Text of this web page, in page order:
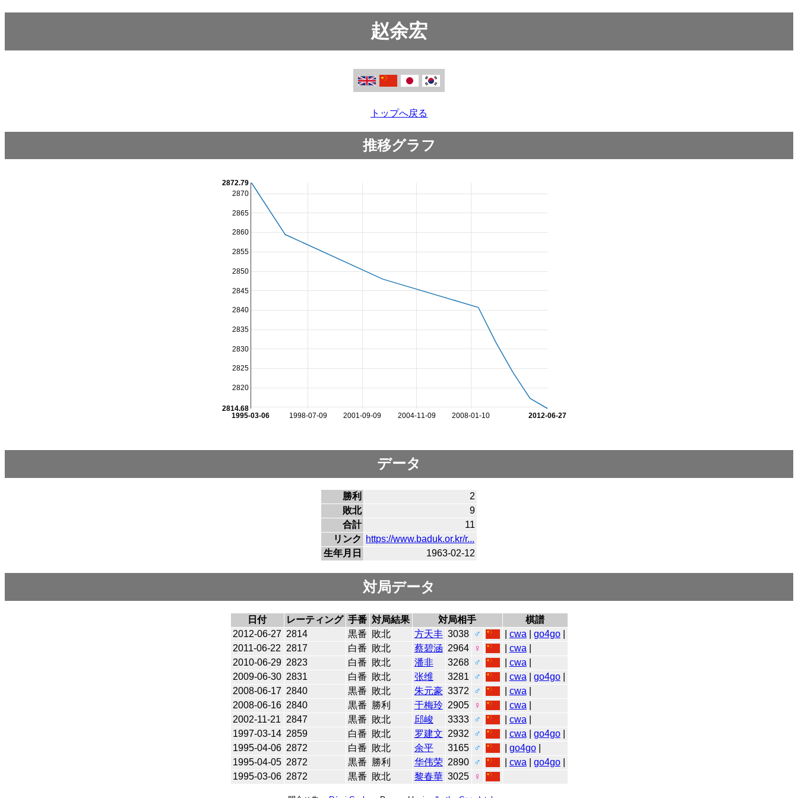
赵余宏
トップへ戻る
推移グラフ
1998-07-09 2001-09-09 2004-11-09 2008-01-10
1995-03-06 2012-06-27
2820
2825
2830
2835
2840
2845
2850
2855
2860
2865
2870
2814.68
2872.79
データ
勝利
2
敗北
9
合計
11
リンク
https://www.baduk.or.kr/r...
生年月日
1963-02-12
対局データ
日付 レーティング 手番 対局結果 対局相手
棋譜
2012-06-27 2814 黒番 敗北 方天丰 3038 ♂ cwa go4go|
2011-06-22
2817 白番 敗北 蔡碧涵 2964 ♀ cwa
2010-06-29 2823 白番 敗北 潘非 3268 ♂ cwa
2009-06-30 2831 白番 敗北 张维 3281 ♂ cwa go4go|
2008-06-17 2840 黒番 敗北 朱元豪 3372 ♂ cwa
2008-06-16 2840 黒番 勝利 于梅玲 2905 ♀ cwa
2002-11-21
2847 黒番 敗北 邱峻 3333 ♂ cwa
1997-03-14 2859 白番 敗北 罗建文 2932 ♂ cwa go4go|
1995-04-06 2872 白番 敗北 余平 3165 ♂ go4go|
1995-04-05 2872 黒番 勝利 华伟荣 2890 ♂ cwa go4go|
1995-03-06 2872 黒番 敗北 黎春華 3025 ♀